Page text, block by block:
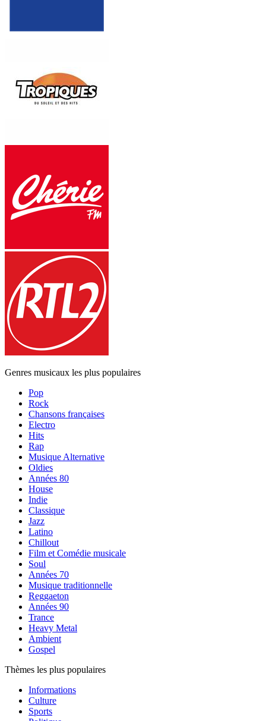
Genres musicaux les plus populaires
Pop
Rock
Chansons françaises
Electro
Hits
Rap
Musique Alternative
Oldies
Années 80
House
Indie
Classique
Jazz
Latino
Chillout
Film et Comédie musicale
Soul
Années 70
Musique traditionnelle
Reggaeton
Années 90
Trance
Heavy Metal
Ambient
Gospel
Thèmes les plus populaires
Informations
Culture
Sports